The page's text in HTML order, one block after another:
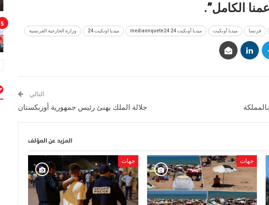
الكامل”.
فرنسا ميديا أونكيت ميديا أونكيت 24 mediaenquete24 ميديا اونكيت 24 وزارة الخارجية الفرنسية
التالي
جلالة الملك يهنئ رئيس جمهورية أوزبكستان
المزيد عن المؤلف
جهات جهات
5